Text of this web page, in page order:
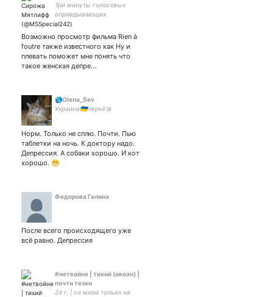
Три минуты голосовых
оправдывающих
недоеденный кекс и
Возможно просмотр фильма Rien à
foutre также известного как Ну и
плевать поможет мне понять что
такое женская депре…
🌎Olena_Sev
Украина🇺🇦Чернігів
Норм. Только не сплю. Почти. Пью
таблетки на ночь. К доктору надо.
Депрессия. А собаки хорошо. И кот
хорошо. 😁
Федорова Галина
После всего происходящего уже
всё равно. Депрессия
#нетвойне | тихий (океан) |
почти тезки
24 г. | со мной только на